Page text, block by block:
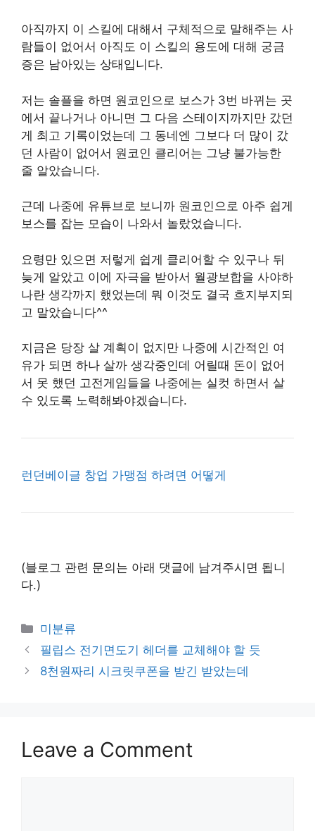
아직까지 이 스킬에 대해서 구체적으로 말해주는 사
람들이 없어서 아직도 이 스킬의 용도에 대해 궁금
증은 남아있는 상태입니다.
저는 솔플을 하면 원코인으로 보스가 3번 바뀌는 곳
에서 끝나거나 아니면 그 다음 스테이지까지만 갔던
게 최고 기록이었는데 그 동네엔 그보다 더 많이 갔
던 사람이 없어서 원코인 클리어는 그냥 불가능한
줄 알았습니다.
근데 나중에 유튜브로 보니까 원코인으로 아주 쉽게
보스를 잡는 모습이 나와서 놀랐었습니다.
요령만 있으면 저렇게 쉽게 클리어할 수 있구나 뒤
늦게 알았고 이에 자극을 받아서 월광보합을 사야하
나란 생각까지 했었는데 뭐 이것도 결국 흐지부지되
고 말았습니다^^
지금은 당장 살 계획이 없지만 나중에 시간적인 여
유가 되면 하나 살까 생각중인데 어릴때 돈이 없어
서 못 했던 고전게임들을 나중에는 실컷 하면서 살
수 있도록 노력해봐야겠습니다.
런던베이글 창업 가맹점 하려면 어떻게
(블로그 관련 문의는 아래 댓글에 남겨주시면 됩니
다.)
Categories
미분류
필립스 전기면도기 헤더를 교체해야 할 듯
8천원짜리 시크릿쿠폰을 받긴 받았는데
Leave a Comment